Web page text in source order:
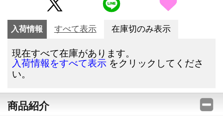
入荷情報 すべて表示 在庫切のみ表示
現在すべて在庫があります。
入荷情報をすべて表示 をクリックしてくださ
い。
商品紹介